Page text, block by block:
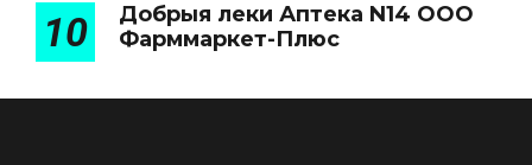
10
Добрыя леки Аптека N14 ООО
Фарммаркет-Плюс